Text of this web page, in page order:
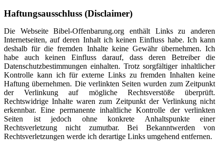
Haftungsausschluss (Disclaimer)
Die Webseite Bibel-Offenbarung.org enthält Links zu anderen
Internetseiten, auf deren Inhalt ich keinen Einfluss habe. Ich kann
deshalb für die fremden Inhalte keine Gewähr übernehmen. Ich
habe auch keinen Einfluss darauf, dass deren Betreiber die
Datenschutzbestimmungen einhalten. Trotz sorgfältiger inhaltlicher
Kontrolle kann ich für externe Links zu fremden Inhalten keine
Haftung übernehmen. Die verlinkten Seiten wurden zum Zeitpunkt
der Verlinkung auf mögliche Rechtsverstöße überprüft.
Rechtswidrige Inhalte waren zum Zeitpunkt der Verlinkung nicht
erkennbar. Eine permanente inhaltliche Kontrolle der verlinkten
Seiten ist jedoch ohne konkrete Anhaltspunkte einer
Rechtsverletzung nicht zumutbar. Bei Bekanntwerden von
Rechtsverletzungen werde ich derartige Links umgehend entfernen.